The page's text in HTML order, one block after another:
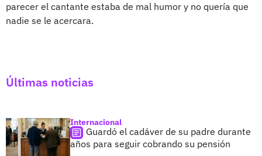
parecer el cantante estaba de mal humor y no quería que
nadie se le acercara.
Últimas noticias
Internacional
Guardó el cadáver de su padre durante
años para seguir cobrando su pensión